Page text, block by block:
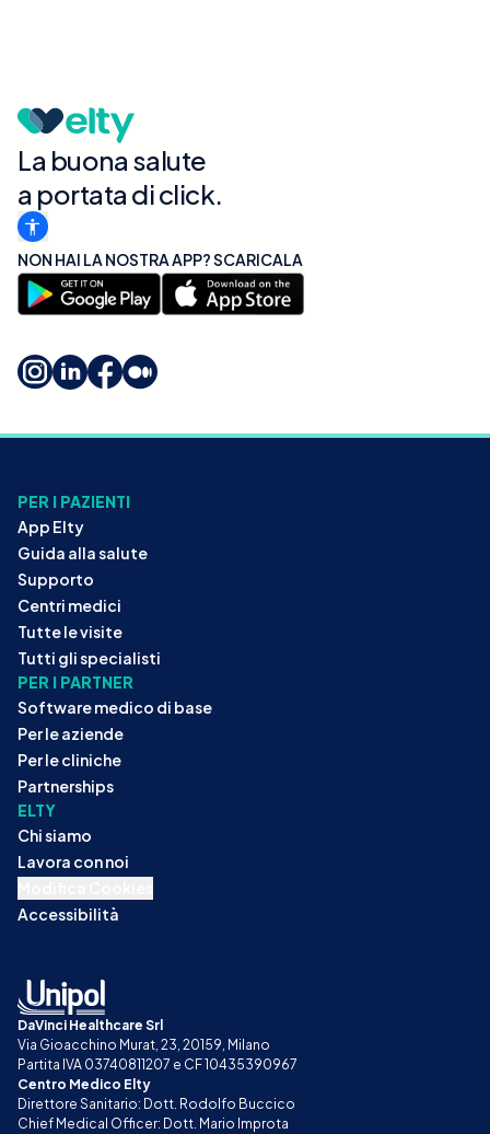
La buona salute
a portata di click.
NON HAI LA NOSTRA APP? SCARICALA
PER I PAZIENTI
App Elty
Guida alla salute
Supporto
Centri medici
Tutte le visite
Tutti gli specialisti
PER I PARTNER
Software medico di base
Per le aziende
Per le cliniche
Partnerships
ELTY
Chi siamo
Lavora con noi
Accessibilità
DaVinci Healthcare Srl
Via Gioacchino Murat, 23, 20159, Milano
Partita IVA 03740811207 e CF 10435390967
Centro Medico Elty
Direttore Sanitario: Dott. Rodolfo Buccico
Chief Medical Officer: Dott. Mario Improta